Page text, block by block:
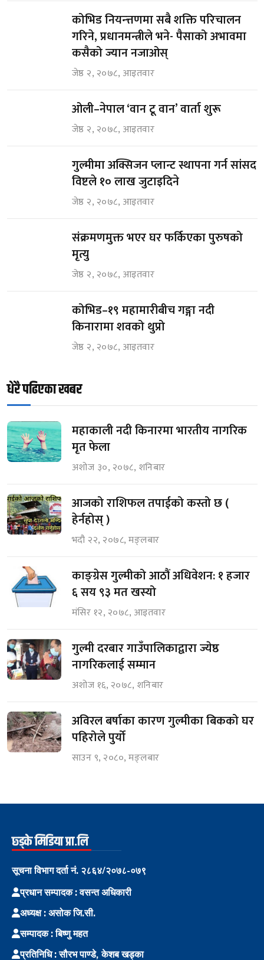
कोभिड नियन्त्तणमा सबै शक्ति परिचालन
गरिने, प्रधानमन्त्रीले भने- पैसाको अभावमा
कसैको ज्यान नजाओस्
जेष्ठ २, २०७८, आइतवार
ओली–नेपाल ‘वान टू वान’ वार्ता शुरू
जेष्ठ २, २०७८, आइतवार
गुल्मीमा अक्सिजन प्लान्ट स्थापना गर्न सांसद
विष्टले १० लाख जुटाइदिने
जेष्ठ २, २०७८, आइतवार
संक्रमणमुक्त भएर घर फर्किएका पुरुषको
मृत्यु
जेष्ठ २, २०७८, आइतवार
कोभिड–१९ महामारीबीच गङ्गा नदी
किनारामा शवको थुप्रो
जेष्ठ २, २०७८, आइतवार
धेरै पढिएका खबर
महाकाली नदी किनारमा भारतीय नागरिक
मृत फेला
अशोज ३०, २०७८, शनिबार
आजको राशिफल तपाईको कस्तो छ (
हेर्नहोस् )
भदौ २२, २०७८, मङ्लबार
काङ्ग्रेस गुल्मीको आठौं अधिवेशन: १ हजार
६ सय ९३ मत खस्यो
मंसिर १२, २०७८, आइतवार
गुल्मी दरबार गाउँपालिकाद्वारा ज्येष्ठ
नागरिकलाई सम्मान
अशोज १६, २०७८, शनिबार
अविरल बर्षाका कारण गुल्मीका बिकको घर
पहिरोले पुर्यो
साउन ९, २०८०, मङ्लबार
छ्ड्के मिडिया प्रा.लि
सूचना विभाग दर्ता नं. २८६४/२०७८-०७९
प्रधान सम्पादक : वसन्त अधिकारी
अध्यक्ष : असोक जि.सी.
सम्पादक : बिष्णु महत
प्रतिनिधि : सौरभ पाण्डे, केशब खड्का